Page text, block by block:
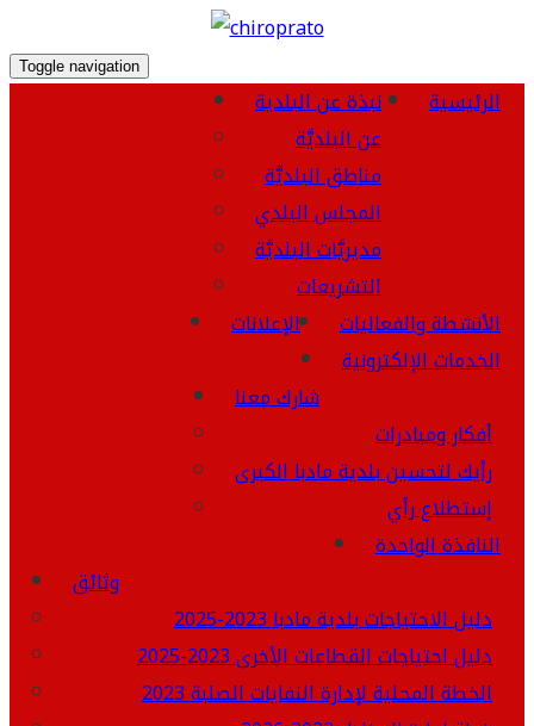
Toggle navigation
الرئيسية
نبذة عن البلدية
عن البلديَّة
مناطق البلديَّة
المجلس البلدي
مديريَّات البلديَّة
التشريعات
الأنشطة والفعاليات
الإعلانات
الخدمات الإلكترونية
شارك معنا
أفكار ومبادرات
رأيك لتحسين بلدية مادبا الكبرى
إستطلاع رأي
النافذة الواحدة
وثائق
دليل الاحتياجات بلدية مادبا 2023-2025
دليل احتياجات القطاعات الأخرى 2023-2025
الخطة المحلية لإدارة النفايات الصلبة 2023